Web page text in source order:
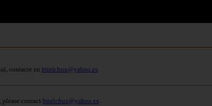
contacte en bitelchux@yahoo.es.
contact bitelchux@yahoo.es.